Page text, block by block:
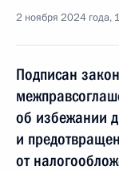
2 ноября 2024 года,
Подписан
об избежании
и
от